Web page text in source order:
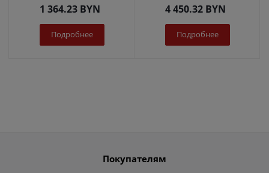
1 364.23BYN
Подробнее
4 450.32BYN
Подробнее
Покупателям